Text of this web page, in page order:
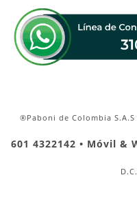
®Paboni de Colombia S.A.S
601 4322142 • Móvil &